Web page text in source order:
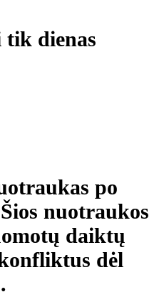
dienas
po
nuotraukos
daiktų
dėl